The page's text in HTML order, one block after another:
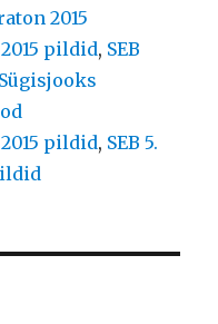
2015
pildid, SEB
pildid, SEB 5.